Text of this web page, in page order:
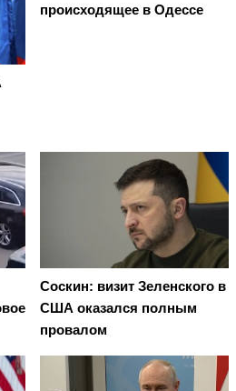
происходящее в Одессе
Соскин: визит Зеленского в
США оказался полным
провалом